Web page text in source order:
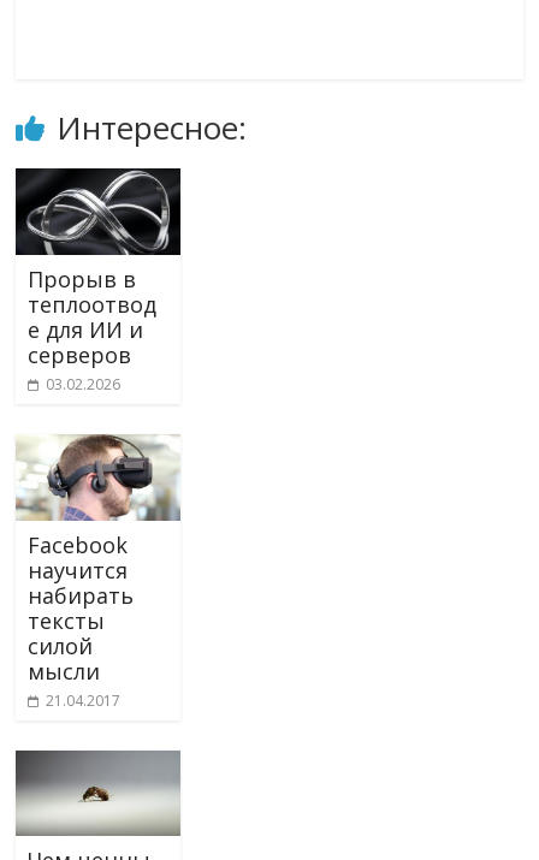
Интересное:
Прорыв в
теплоотвод
е для ИИ и
серверов
03.02.2026
Facebook
научится
набирать
тексты
силой
мысли
21.04.2017